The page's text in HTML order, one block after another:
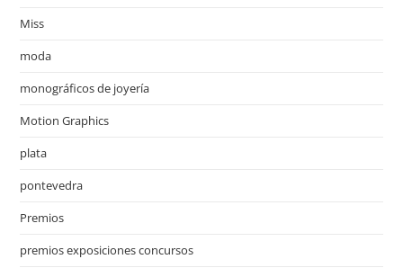
Miss
moda
monográficos de joyería
Motion Graphics
plata
pontevedra
Premios
premios exposiciones concursos